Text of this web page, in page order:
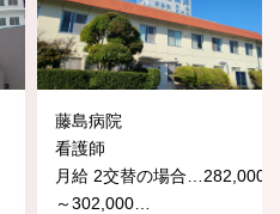
藤島病院
看護師
月給 2交替の場合…282,000
～302,000